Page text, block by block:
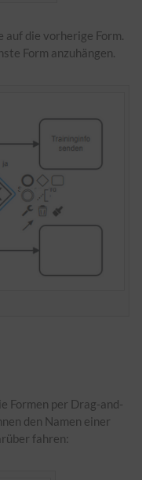
auf die vorherige Form.
Form anzuhängen.
Formen per Drag-and-
den Namen einer
fahren: